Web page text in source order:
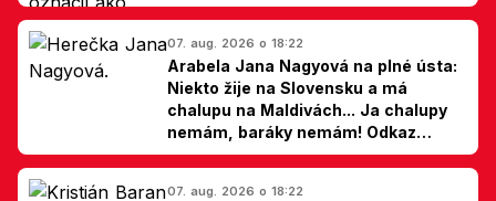
07. aug. 2026 o 18:22
Arabela Jana Nagyová na plné ústa:
Niekto žije na Slovensku a má
chalupu na Maldivách... Ja chalupy
nemám, baráky nemám! Odkaz
Slovákom
07. aug. 2026 o 18:22